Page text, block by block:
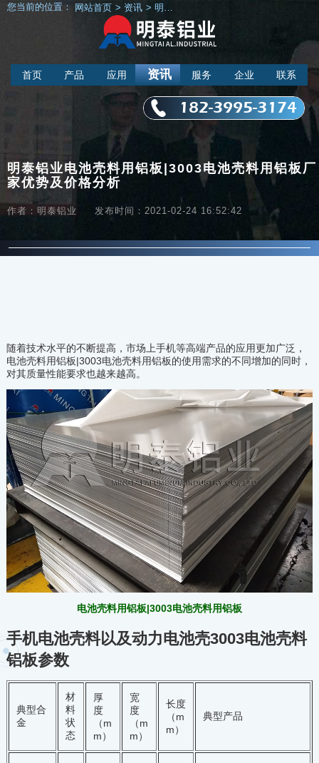
首页 产品 应用 资讯 服务 企业 联系
182-3995-3174
您当前的位置： 网站首页 > 资讯 > 明泰新闻
明泰铝业电池壳料用铝板|3003电池壳料用铝板厂
家优势及价格分析
作者：明泰铝业 发布时间：2021-02-24 16:52:42
随着技术水平的不断提高，市场上手机等高端产品的应用更加广泛，
电池壳料用铝板|3003电池壳料用铝板的使用需求的不同增加的同时，
对其质量性能要求也越来越高。
电池壳料用铝板|3003电池壳料用铝板
手机电池壳料以及动力电池壳3003电池壳料
铝板参数
典型合
金
材
料
状
态
厚
度
（m
m）
宽
度
（m
m）
长度
（m
m）
典型产品